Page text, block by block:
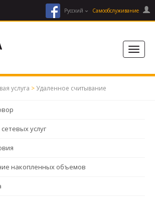
facebookРусский Cамообслуживание
услуга > Удаленное считывание
услуг
накопленных объемов